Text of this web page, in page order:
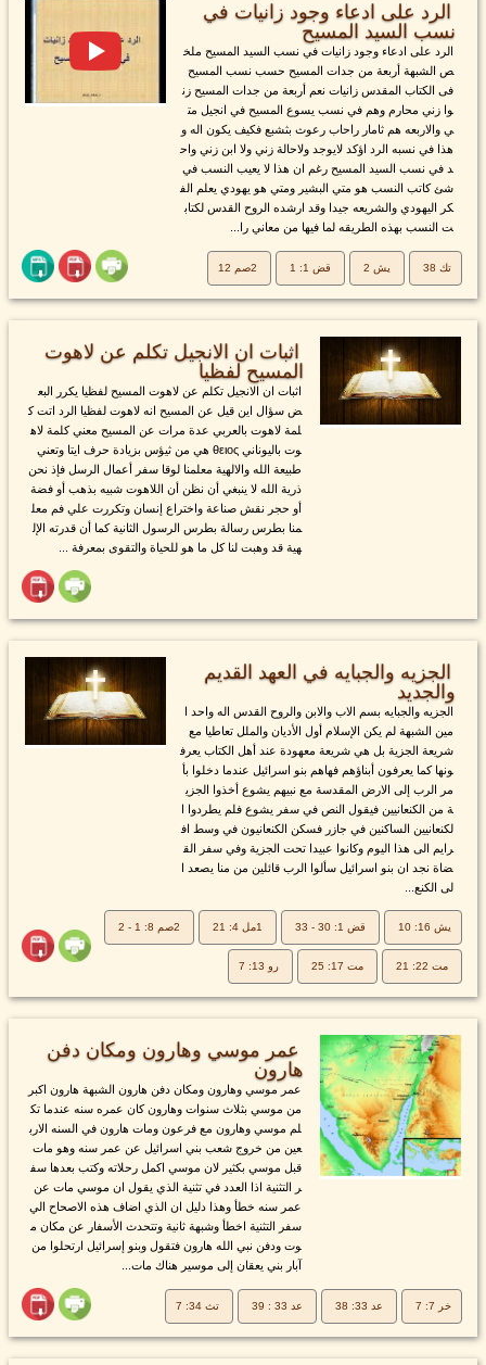
الرد على ادعاء وجود زانيات في
نسب السيد المسيح
الرد على ادعاء وجود زانيات في نسب السيد المسيح ملخ
ص الشبهة أربعة من جدات المسيح حسب نسب المسيح
فى الكتاب المقدس زانيات نعم أربعة من جدات المسيح زن
وا زني محارم وهم في نسب يسوع المسيح في انجيل مت
ي والاربعه هم ثامار راحاب رعوث بثشبع فكيف يكون اله و
هذا في نسبه الرد اؤكد لايوجد ولاحالة زني ولا ابن زني واح
د في نسب السيد المسيح رغم ان هذا لا يعيب النسب في
شئ كاتب النسب هو متي البشير ومتي هو يهودي يعلم الف
كر اليهودي والشريعه جيدا وقد ارشده الروح القدس لكتاب
ت النسب بهذه الطريقه لما فيها من معاني را...
تك 38 يش 2 قض 1: 1
اثبات ان الانجيل تكلم عن لاهوت
المسيح لفظيا
اثبات ان الانجيل تكلم عن لاهوت المسيح لفظيا يكرر البع
ض سؤال اين قيل عن المسيح انه لاهوت لفظيا الرد اتت ك
لمة لاهوت بالعربي عدة مرات عن المسيح معني كلمة لاه
وت باليوناني θειος هي من ثيؤس بزيادة حرف ايتا وتعني
طبيعة الله والالهية معلمنا لوقا سفر أعمال الرسل فإذ نحن
ذرية الله لا ينبغي أن نظن أن اللاهوت شبيه بذهب أو فضة
أو حجر نقش صناعة واختراع إنسان وتكررت علي فم معل
منا بطرس رسالة بطرس الرسول الثانية كما أن قدرته الإل
هية قد وهبت لنا كل ما هو للحياة والتقوى بمعرفة ...
الجزيه والجبايه في العهد القديم
والجديد
الجزيه والجبايه بسم الاب والابن والروح القدس اله واحد ا
مين الشبهة لم يكن الإسلام أول الأديان والملل تعاطيا مع
شريعة الجزية بل هي شريعة معهودة عند أهل الكتاب يعرف
ونها كما يعرفون أبناؤهم فهاهم بنو اسرائيل عندما دخلوا بأ
مر الرب إلى الارض المقدسة مع نبيهم يشوع أخذوا الجزي
ة من الكنعانيين فيقول النص في سفر يشوع فلم يطردوا ا
لكنعانيين الساكنين في جازر فسكن الكنعانيون في وسط اف
رايم الى هذا اليوم وكانوا عبيدا تحت الجزية وفي سفر الق
ضاة نجد ان بنو اسرائيل سألوا الرب قائلين من منا يصعد ا
لى الكنع...
يش 16: 10 قض 1: 30 - 33
مت 22: 21 مت 17: 25 رو 13: 7
عمر موسي وهارون ومكان دفن
هارون
عمر موسي وهارون ومكان دفن هارون الشبهة هارون اكبر
من موسي بثلاث سنوات وهارون كان عمره سنه عندما تك
لم موسي وهارون مع فرعون ومات هارون في السنه الارب
عين من خروج شعب بني اسرائيل عن عمر سنه وهو مات
قبل موسي بكثير لان موسي اكمل رحلاته وكتب بعدها سف
ر التثنية اذا العدد في تثنية الذي يقول ان موسي مات عن
عمر سنه خطأ وهذا دليل ان الذي اضاف هذه الاصحاح الي
سفر التثنية اخطأ وشبهة ثانية وتتحدث الأسفار عن مكان م
وت ودفن نبي الله هارون فتقول وبنو إسرائيل ارتحلوا من
آبار بني يعقان إلى موسير هناك مات...
خر 7: 7 عد 33: 38 عد 33 : 39 تث 34: 7